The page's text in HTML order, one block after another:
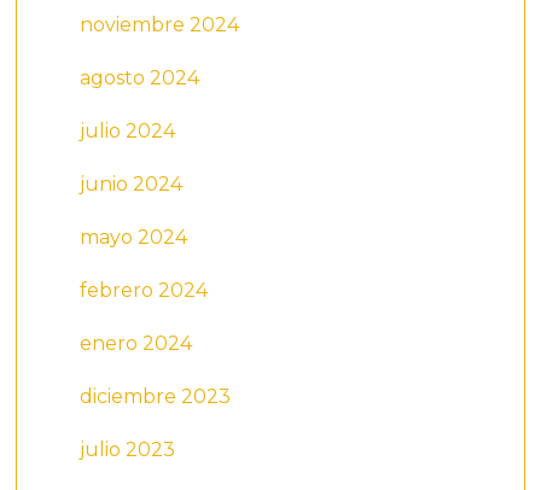
noviembre 2024
agosto 2024
julio 2024
junio 2024
mayo 2024
febrero 2024
enero 2024
diciembre 2023
julio 2023